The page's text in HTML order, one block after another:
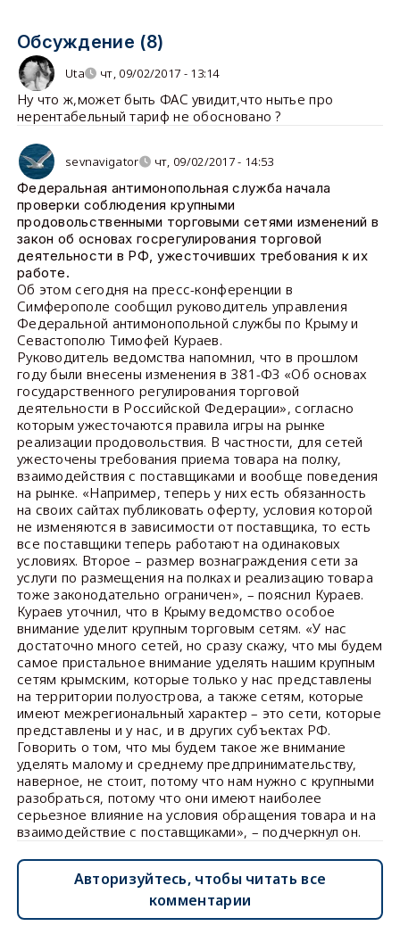
Обсуждение (8)
Uta чт, 09/02/2017 - 13:14
Ну что ж,может быть ФАС увидит,что нытье про
нерентабельный тариф не обосновано ?
sevnavigator чт, 09/02/2017 - 14:53
Федеральная антимонопольная служба начала
проверки соблюдения крупными
продовольственными торговыми сетями изменений в
закон об основах госрегулирования торговой
деятельности в РФ, ужесточивших требования к их
работе.
Об этом сегодня на пресс-конференции в
Симферополе сообщил руководитель управления
Федеральной антимонопольной службы по Крыму и
Севастополю Тимофей Кураев.
Руководитель ведомства напомнил, что в прошлом
году были внесены изменения в 381-ФЗ «Об основах
государственного регулирования торговой
деятельности в Российской Федерации», согласно
которым ужесточаются правила игры на рынке
реализации продовольствия. В частности, для сетей
ужесточены требования приема товара на полку,
взаимодействия с поставщиками и вообще поведения
на рынке. «Например, теперь у них есть обязанность
на своих сайтах публиковать оферту, условия которой
не изменяются в зависимости от поставщика, то есть
все поставщики теперь работают на одинаковых
условиях. Второе – размер вознаграждения сети за
услуги по размещения на полках и реализацию товара
тоже законодательно ограничен», – пояснил Кураев.
Кураев уточнил, что в Крыму ведомство особое
внимание уделит крупным торговым сетям. «У нас
достаточно много сетей, но сразу скажу, что мы будем
самое пристальное внимание уделять нашим крупным
сетям крымским, которые только у нас представлены
на территории полуострова, а также сетям, которые
имеют межрегиональный характер – это сети, которые
представлены и у нас, и в других субъектах РФ.
Говорить о том, что мы будем такое же внимание
уделять малому и среднему предпринимательству,
наверное, не стоит, потому что нам нужно с крупными
разобраться, потому что они имеют наиболее
серьезное влияние на условия обращения товара и на
взаимодействие с поставщиками», – подчеркнул он.
Авторизуйтесь, чтобы читать все
комментарии